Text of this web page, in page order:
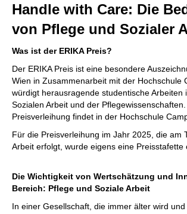
Handle with Care: Die
von Pflege und Sozialer
Was ist der ERIKA Preis?
Der ERIKA Preis ist eine besondere
Wien in Zusammenarbeit mit der Hochschule
würdigt herausragende studentische Arbeiten
Sozialen Arbeit und der
Preisverleihung findet in der Hochschule
Für die Preisverleihung im Jahr 2025, die am
Arbeit erfolgt, wurde eigens eine Preisstafette
Die Wichtigkeit von Wertschätzung und
Bereich: Pflege und Soziale Arbeit
In einer Gesellschaft, die immer älter wird